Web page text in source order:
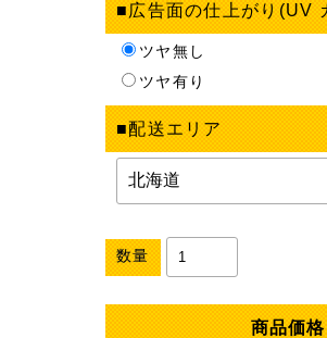
■広告面の仕上がり(UV
ツヤ無し
ツヤ有り
■配送エリア
数量
商品価格